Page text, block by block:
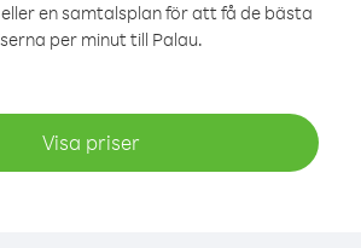
en samtalsplan för att få de bästa
per minut till Palau.
Visa priser